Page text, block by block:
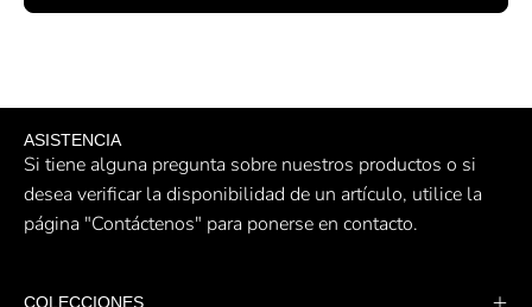
ASISTENCIA
Si tiene alguna pregunta sobre nuestros productos o si
desea verificar la disponibilidad de un artículo, utilice la
página "Contáctenos" para ponerse en contacto.
COLECCIONES